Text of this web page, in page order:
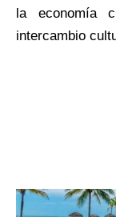
la economía
intercambio